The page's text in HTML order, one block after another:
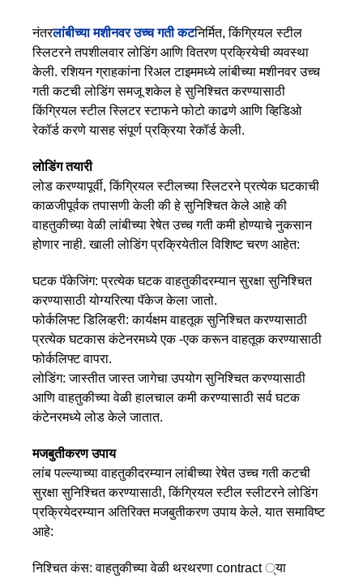
नंतरलांबीच्या मशीनवर उच्च गती कटनिर्मित, किंग्रियल स्टील
स्लिटरने तपशीलवार लोडिंग आणि वितरण प्रक्रियेची व्यवस्था
केली. रशियन ग्राहकांना रिअल टाइममध्ये लांबीच्या मशीनवर उच्च
गती कटची लोडिंग समजू शकेल हे सुनिश्चित करण्यासाठी
किंग्रियल स्टील स्लिटर स्टाफने फोटो काढणे आणि व्हिडिओ
रेकॉर्ड करणे यासह संपूर्ण प्रक्रिया रेकॉर्ड केली.
लोडिंग तयारी
लोड करण्यापूर्वी, किंग्रियल स्टीलच्या स्लिटरने प्रत्येक घटकाची
काळजीपूर्वक तपासणी केली की हे सुनिश्चित केले आहे की
वाहतुकीच्या वेळी लांबीच्या रेषेत उच्च गती कमी होण्याचे नुकसान
होणार नाही. खाली लोडिंग प्रक्रियेतील विशिष्ट चरण आहेत:
घटक पॅकेजिंग: प्रत्येक घटक वाहतुकीदरम्यान सुरक्षा सुनिश्चित
करण्यासाठी योग्यरित्या पॅकेज केला जातो.
फोर्कलिफ्ट डिलिव्हरी: कार्यक्षम वाहतूक सुनिश्चित करण्यासाठी
प्रत्येक घटकास कंटेनरमध्ये एक -एक करून वाहतूक करण्यासाठी
फोर्कलिफ्ट वापरा.
लोडिंग: जास्तीत जास्त जागेचा उपयोग सुनिश्चित करण्यासाठी
आणि वाहतुकीच्या वेळी हालचाल कमी करण्यासाठी सर्व घटक
कंटेनरमध्ये लोड केले जातात.
मजबुतीकरण उपाय
लांब पल्ल्याच्या वाहतुकीदरम्यान लांबीच्या रेषेत उच्च गती कटची
सुरक्षा सुनिश्चित करण्यासाठी, किंग्रियल स्टील स्लीटरने लोडिंग
प्रक्रियेदरम्यान अतिरिक्त मजबुतीकरण उपाय केले. यात समाविष्ट
आहे:
निश्चित कंस: वाहतुकीच्या वेळी थरथरणा contract ्या